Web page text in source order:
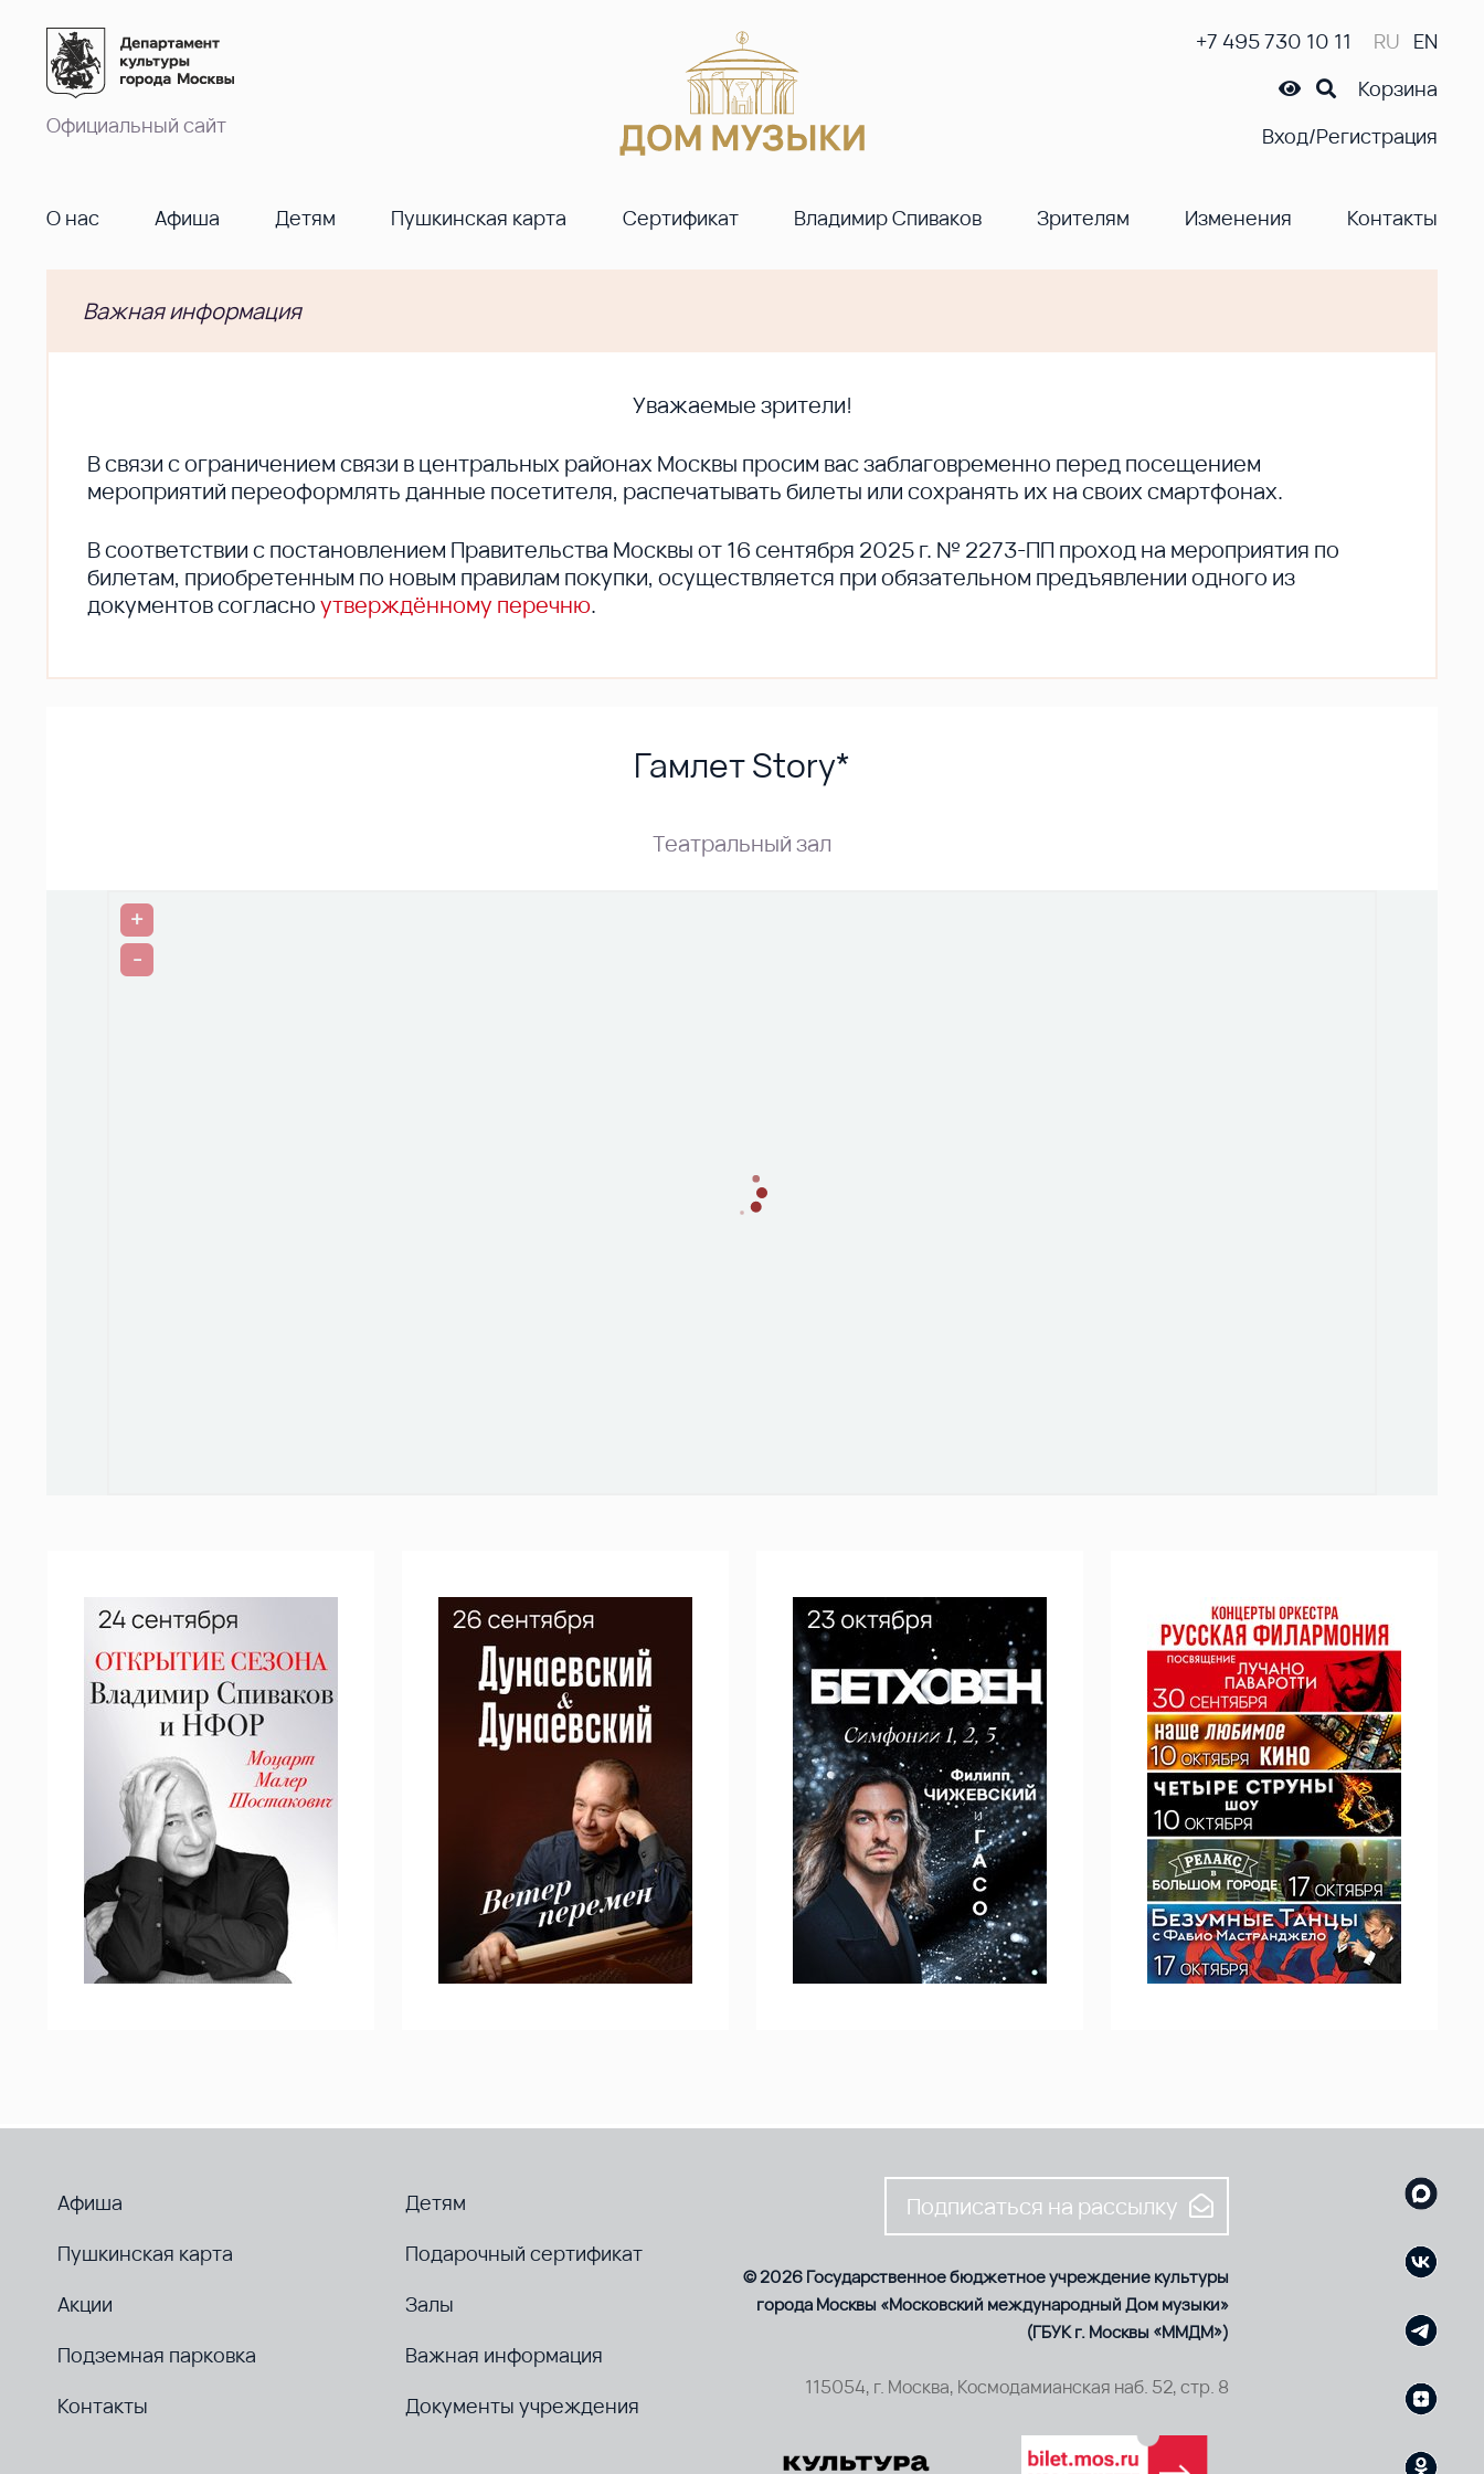
Официальный сайт
+7 495 730 10 11 RU EN
Корзина
Вход/Регистрация
О нас Афиша Детям Пушкинская карта Сертификат Владимир Спиваков Зрителям Изменения Контакты
Важная информация
Уважаемые зрители!
В cвязи с ограничением связи в центральных районах Москвы просим вас заблаговременно перед посещением
мероприятий переоформлять данные посетителя, распечатывать билеты или сохранять их на своих смартфонах.
В соответствии с постановлением Правительства Москвы от 16 сентября 2025 г. № 2273-ПП проход на мероприятия по
билетам, приобретенным по новым правилам покупки, осуществляется при обязательном предъявлении одного из
документов согласноутверждённому перечню.
Гамлет Story*
Театральный зал
+
-
Афиша
Детям
Пушкинская карта
Подарочный сертификат
Акции
Залы
Подземная парковка
Важная информация
Контакты
Документы учреждения
Подписаться на рассылку
© 2026 Государственное бюджетное учреждение культуры
города Москвы «Московский международный Дом музыки»
(ГБУК г. Москвы «ММДМ»)
115054, г. Москва, Космодамианская наб. 52, стр. 8